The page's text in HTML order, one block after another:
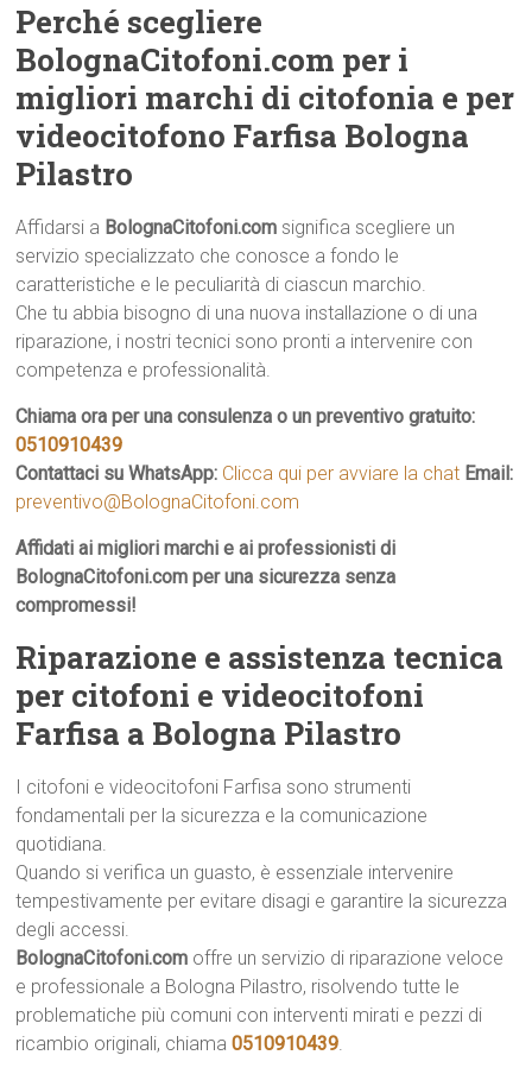
Perché scegliere
BolognaCitofoni.com per i
migliori marchi di citofonia e per
videocitofono Farfisa Bologna
Pilastro
Affidarsi a BolognaCitofoni.com significa scegliere un
servizio specializzato che conosce a fondo le
caratteristiche e le peculiarità di ciascun marchio.
Che tu abbia bisogno di una nuova installazione o di una
riparazione, i nostri tecnici sono pronti a intervenire con
competenza e professionalità.
Chiama ora per una consulenza o un preventivo gratuito:
0510910439
Contattaci su WhatsApp: Clicca qui per avviare la chat Email:
preventivo@BolognaCitofoni.com
Affidati ai migliori marchi e ai professionisti di
BolognaCitofoni.com per una sicurezza senza
compromessi!
Riparazione e assistenza tecnica
per citofoni e videocitofoni
Farfisa a Bologna Pilastro
I citofoni e videocitofoni Farfisa sono strumenti
fondamentali per la sicurezza e la comunicazione
quotidiana.
Quando si verifica un guasto, è essenziale intervenire
tempestivamente per evitare disagi e garantire la sicurezza
degli accessi.
BolognaCitofoni.com offre un servizio di riparazione veloce
e professionale a Bologna Pilastro, risolvendo tutte le
problematiche più comuni con interventi mirati e pezzi di
ricambio originali, chiama0510910439.